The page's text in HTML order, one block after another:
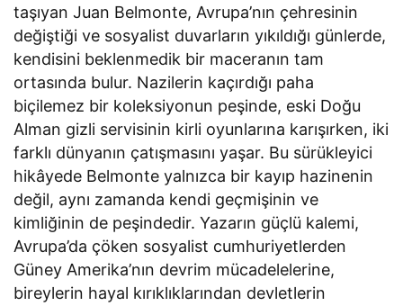
taşıyan Juan Belmonte, Avrupa’nın çehresinin
değiştiği ve sosyalist duvarların yıkıldığı günlerde,
kendisini beklenmedik bir maceranın tam
ortasında bulur. Nazilerin kaçırdığı paha
biçilemez bir koleksiyonun peşinde, eski Doğu
Alman gizli servisinin kirli oyunlarına karışırken, iki
farklı dünyanın çatışmasını yaşar. Bu sürükleyici
hikâyede Belmonte yalnızca bir kayıp hazinenin
değil, aynı zamanda kendi geçmişinin ve
kimliğinin de peşindedir. Yazarın güçlü kalemi,
Avrupa’da çöken sosyalist cumhuriyetlerden
Güney Amerika’nın devrim mücadelelerine,
bireylerin hayal kırıklıklarından devletlerin